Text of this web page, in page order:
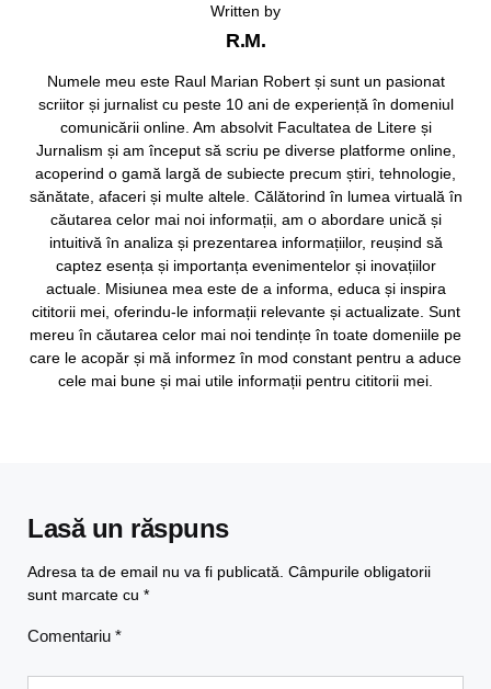
Written by
R.M.
Numele meu este Raul Marian Robert și sunt un pasionat
scriitor și jurnalist cu peste 10 ani de experiență în domeniul
comunicării online. Am absolvit Facultatea de Litere și
Jurnalism și am început să scriu pe diverse platforme online,
acoperind o gamă largă de subiecte precum știri, tehnologie,
sănătate, afaceri și multe altele. Călătorind în lumea virtuală în
căutarea celor mai noi informații, am o abordare unică și
intuitivă în analiza și prezentarea informațiilor, reușind să
captez esența și importanța evenimentelor și inovațiilor
actuale. Misiunea mea este de a informa, educa și inspira
cititorii mei, oferindu-le informații relevante și actualizate. Sunt
mereu în căutarea celor mai noi tendințe în toate domeniile pe
care le acopăr și mă informez în mod constant pentru a aduce
cele mai bune și mai utile informații pentru cititorii mei.
Lasă un răspuns
Adresa ta de email nu va fi publicată. Câmpurile obligatorii
sunt marcate cu *
Comentariu *